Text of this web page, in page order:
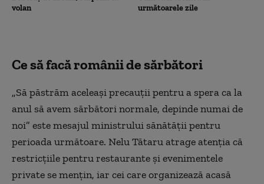
volan
următoarele zile
Ce să facă românii de sărbători
„Să păstrăm aceleași precauții pentru a spera ca la
anul să avem sărbători normale, depinde numai de
noi” este mesajul ministrului sănătății pentru
perioada următoare. Nelu Tătaru atrage atenția că
restricțiile pentru restaurante și evenimentele
private se mențin, iar cei care organizează acasă